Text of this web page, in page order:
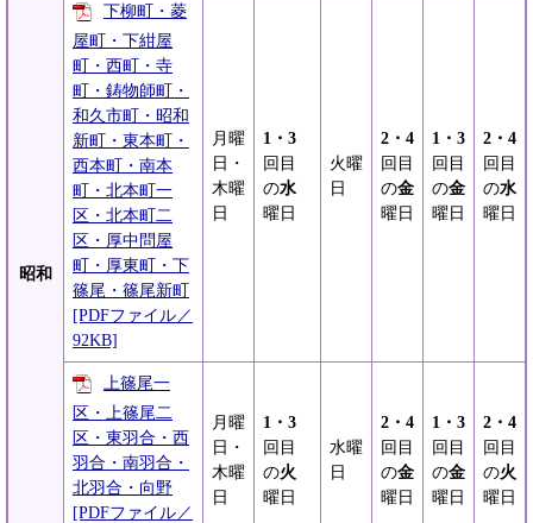
昭和
下柳町・菱
屋町・下紺屋
町・西町・寺
町・鋳物師町・
和久市町・昭和
新町・東本町・
西本町・南本
町・北本町一
区・北本町二
区・厚中問屋
町・厚東町・下
篠尾・篠尾新町
[PDFファイル／
92KB]
月曜
日・
木曜
日
1・3
回目
の水
曜日
火曜
日
2・4
回目
の金
曜日
1・3
回目
の金
曜日
2・4
回目
の水
曜日
上篠尾一
区・上篠尾二
区・東羽合・西
羽合・南羽合・
北羽合・向野
[PDFファイル／
月曜
日・
木曜
日
1・3
回目
の火
曜日
水曜
日
2・4
回目
の金
曜日
1・3
回目
の金
曜日
2・4
回目
の火
曜日